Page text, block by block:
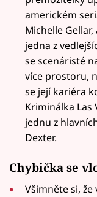
americkém
Michelle
jedna z
se scenáristé
více prostoru,
se její kariéra
Kriminálka Las
jednu z
Dexter.
Chybička se
Všimněte si,